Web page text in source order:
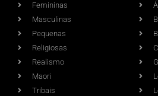
Femininas
Masculinas
Pequenas
Religiosas
Realismo
Maori
Tribais